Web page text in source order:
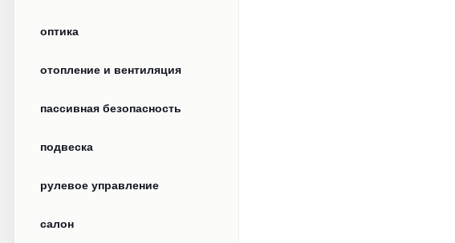
оптика
отопление и вентиляция
пассивная безопасность
подвеска
рулевое управление
салон